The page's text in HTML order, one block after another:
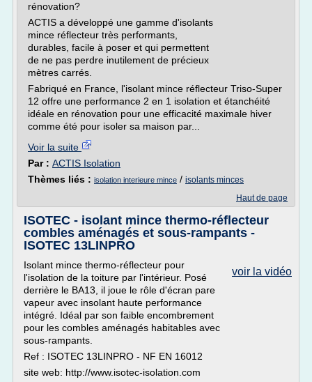
rénovation?
ACTIS a développé une gamme d'isolants
mince réflecteur très performants,
durables, facile à poser et qui permettent
de ne pas perdre inutilement de précieux
mètres carrés.
Fabriqué en France, l'isolant mince réflecteur Triso-Super
12 offre une performance 2 en 1 isolation et étanchéité
idéale en rénovation pour une efficacité maximale hiver
comme été pour isoler sa maison par...
Voir la suite
Par : ACTIS Isolation
Thèmes liés : isolation interieure mince / isolants minces
Haut de page
ISOTEC - isolant mince thermo-réflecteur
combles aménagés et sous-rampants -
ISOTEC 13LINPRO
voir la vidéo
Isolant mince thermo-réflecteur pour
l'isolation de la toiture par l'intérieur. Posé
derrière le BA13, il joue le rôle d'écran pare
vapeur avec insolant haute performance
intégré. Idéal par son faible encombrement
pour les combles aménagés habitables avec
sous-rampants.
Ref : ISOTEC 13LINPRO - NF EN 16012
site web: http://www.isotec-isolation.com